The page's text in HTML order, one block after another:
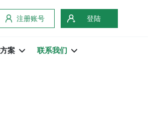
注册账号 登陆
案 联系我们